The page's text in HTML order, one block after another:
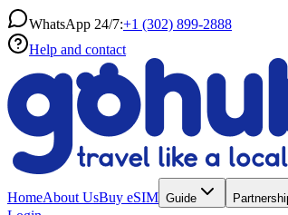
WhatsApp 24/7:+1 (302) 899-2888
Help and contact
HomeAbout UsBuy eSIM Guide